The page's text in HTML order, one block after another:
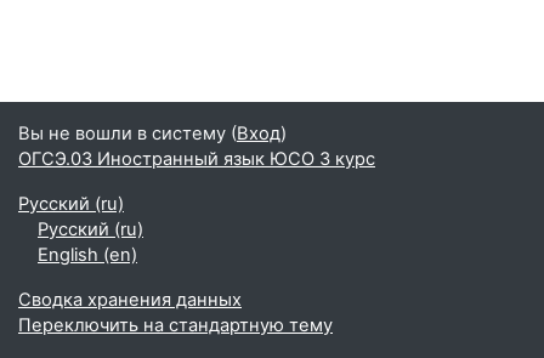
Вы не вошли в систему (Вход)
ОГСЭ.03 Иностранный язык ЮСО 3 курс
Русский ‎(ru)‎
Русский ‎(ru)‎
English ‎(en)‎
Сводка хранения данных
Переключить на стандартную тему